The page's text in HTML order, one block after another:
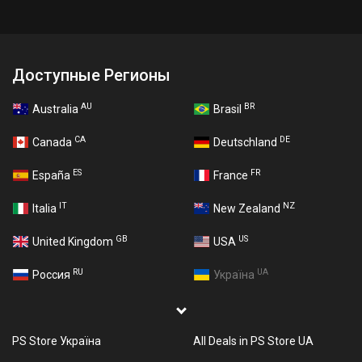
Доступные Регионы
Australia AU Brasil BR
Canada CA Deutschland DE
España ES France FR
Italia IT New Zealand NZ
United Kingdom GB USA US
Россия RU Україна UA
PS Store Україна All Deals in PS Store UA